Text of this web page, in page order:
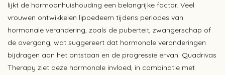
lijkt de hormoonhuishouding een belangrijke factor. Veel
vrouwen ontwikkelen lipoedeem tijdens periodes van
hormonale verandering, zoals de puberteit, zwangerschap of
de overgang, wat suggereert dat hormonale veranderingen
bijdragen aan het ontstaan en de progressie ervan. Quadrivas
Therapy ziet deze hormonale invloed, in combinatie met